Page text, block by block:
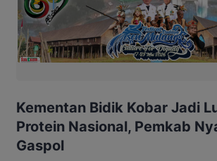
Kementan Bidik Kobar Jadi
Protein Nasional, Pemkab
Gaspol